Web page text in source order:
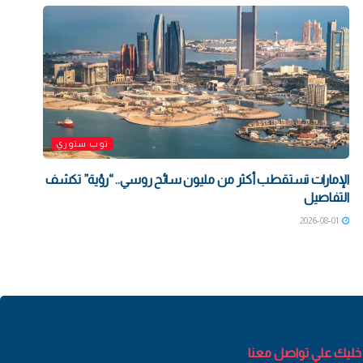
توب ستوري
الإمارات تستقطب أكثر من مليون سائح روسي.. “رؤية” تكشف
التفاصيل
خليك علي تواصل معنا